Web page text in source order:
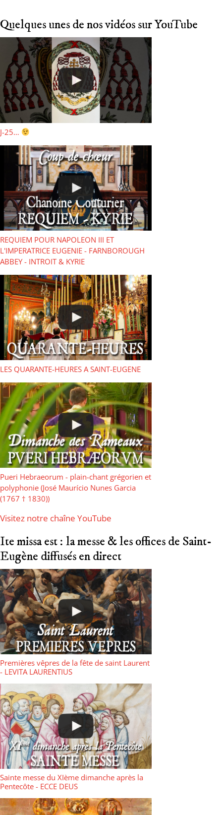
Quelques unes de nos vidéos sur YouTube
J-25…
REQUIEM POUR NAPOLEON III ET
L'IMPERATRICE EUGENIE - FARNBOROUGH
ABBEY - INTROIT & KYRIE
LES QUARANTE-HEURES A SAINT-EUGENE
Pueri Hebraeorum - plain-chant grégorien et
polyphonie (José Maurício Nunes Garcia
(1767 † 1830))
Visitez notre chaîne YouTube
Ite missa est : la messe & les offices de Saint-
Eugène diffusés en direct
Premières vêpres de la fête de saint Laurent
- LEVITA LAURENTIUS
Sainte messe du XIème dimanche après la
Pentecôte - ECCE DEUS